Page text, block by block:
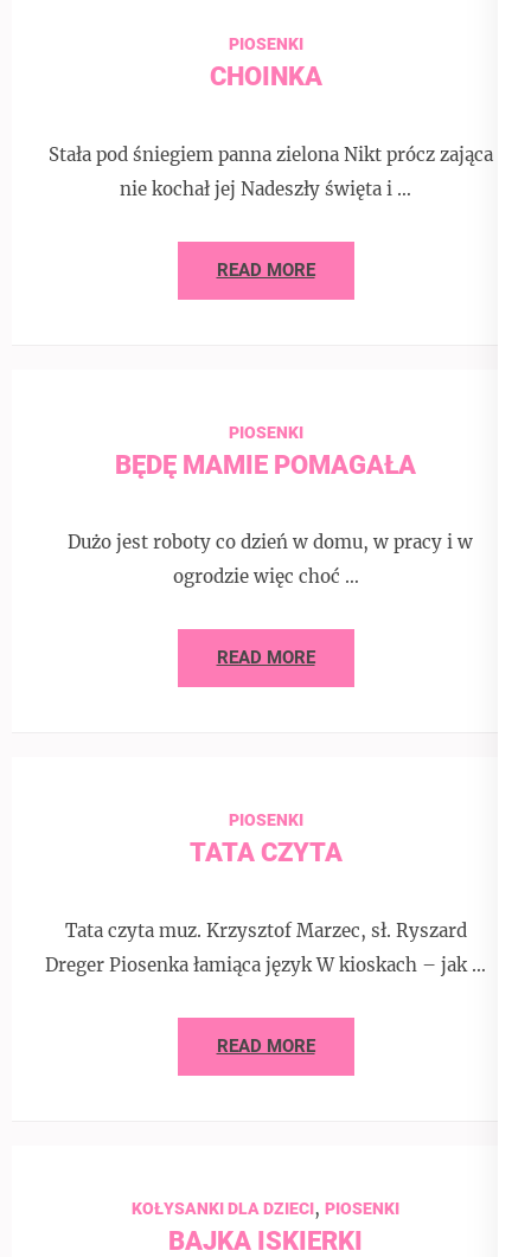
PIOSENKI
CHOINKA
Stała pod śniegiem panna zielona Nikt prócz zająca
nie kochał jej Nadeszły święta i …
READ MORE
PIOSENKI
BĘDĘ MAMIE POMAGAŁA
Dużo jest roboty co dzień w domu, w pracy i w
ogrodzie więc choć …
READ MORE
PIOSENKI
TATA CZYTA
Tata czyta muz. Krzysztof Marzec, sł. Ryszard
Dreger Piosenka łamiąca język W kioskach – jak …
READ MORE
KOŁYSANKI DLA DZIECI, PIOSENKI
BAJKA ISKIERKI